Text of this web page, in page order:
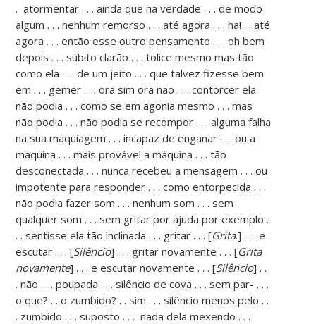
. atormentar . . . ainda que na verdade . . . de modo
algum . . . nenhum remorso . . . até agora . . . ha! . . até
agora . . . então esse outro pensamento . . . oh bem
depois . . . súbito clarão . . . tolice mesmo mas tão
como ela . . . de um jeito . . . que talvez fizesse bem
em . . . gemer . . . ora sim ora não . . . contorcer ela
não podia . . . como se em agonia mesmo . . . mas
não podia . . . não podia se recompor . . . alguma falha
na sua maquiagem . . . incapaz de enganar . . . ou a
máquina . . . mais provável a máquina . . . tão
desconectada . . . nunca recebeu a mensagem . . . ou
impotente para responder . . . como entorpecida . . .
não podia fazer som . . . nenhum som . . . sem
qualquer som . . . sem gritar por ajuda por exemplo .
. . sentisse ela tão inclinada . . . gritar . . . [Grita.] . . . e
escutar . . . [Silêncio] . . . gritar novamente . . . [Grita
novamente] . . . e escutar novamente . . . [Silêncio] . .
. não . . . poupada . . . silêncio de cova . . . sem par- . . .
o que? . . o zumbido? . . sim . . . silêncio menos pelo . .
. zumbido . . . suposto . . . nada dela mexendo . . .